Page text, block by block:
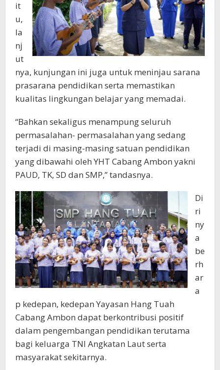
it
u,
la
nj
ut
nya, kunjungan ini juga untuk meninjau sarana
prasarana pendidikan serta memastikan
kualitas lingkungan belajar yang memadai.
“Bahkan sekaligus menampung seluruh
permasalahan- permasalahan yang sedang
terjadi di masing-masing satuan pendidikan
yang dibawahi oleh YHT Cabang Ambon yakni
PAUD, TK, SD dan SMP,” tandasnya.
Di
ri
ny
a
be
rh
ar
a
p kedepan, kedepan Yayasan Hang Tuah
Cabang Ambon dapat berkontribusi positif
dalam pengembangan pendidikan terutama
bagi keluarga TNI Angkatan Laut serta
masyarakat sekitarnya.